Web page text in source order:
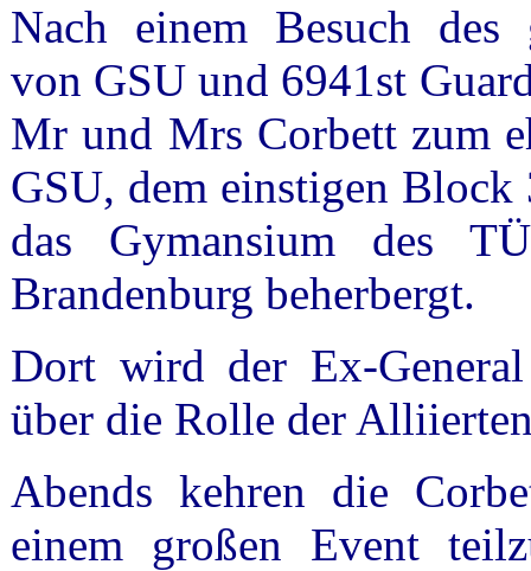
Nach einem Besuch des
von GSU und 6941st
Mr und Mrs Corbett zum
GSU, dem einstigen Block
das Gymansium des
Brandenburg beherbergt.
Dort wird der Ex-
über die Rolle der
Abends kehren die
einem großen Event